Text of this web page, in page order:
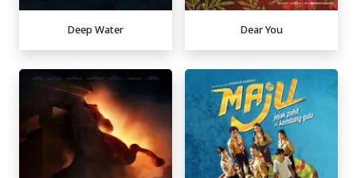
Deep Water Dear You